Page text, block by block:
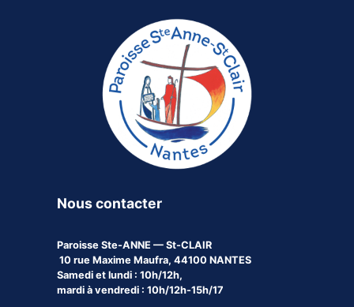
Nous contacter
Paroisse Ste-ANNE — St-CLAIR
10 rue Maxime Maufra, 44100 NANTES
Samedi et lundi : 10h/12h,
mardi à vendredi : 10h/12h-15h/17